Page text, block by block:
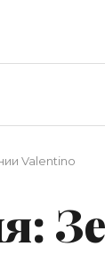
Valentino